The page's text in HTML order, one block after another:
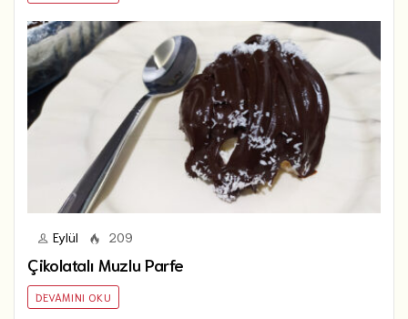
Eylül 209
Çikolatalı Muzlu Parfe
DEVAMINI OKU